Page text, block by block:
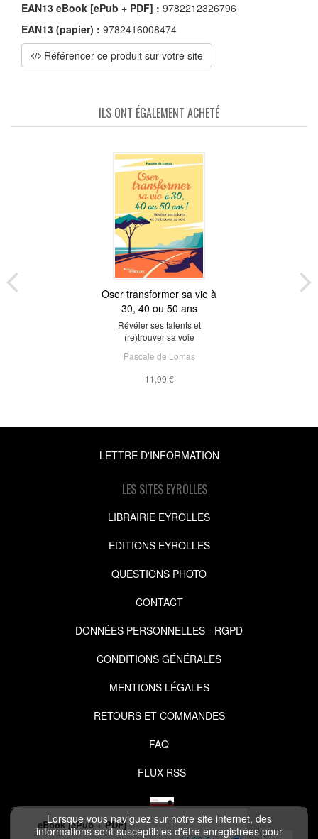
Lorsque vous naviguez sur notre site internet, des
informations sont susceptibles d'être enregistrées pour
eBook [ePub + PDF]
EAN13 eBook [ePub + PDF] : 9782212326796
EAN13 (papier) : 9782416008474
Référencer ce produit sur votre site
ILS ONT ÉGALEMENT ACHETÉ
Oser transformer sa vie à
30, 40 ou 50 ans
Révéler ses talents et
(re)trouver sa voie
Pascale de Lomas
11,99 €
LETTRE D'INFORMATION
LES SITES EYROLLES
LIBRAIRIE EYROLLES
EDITIONS EYROLLES
QUESTIONS PHOTO
CONTACT
DONNÉES PERSONNELLES - RGPD
CONDITIONS GÉNÉRALES
MENTIONS LÉGALES
RETOURS ET COMMANDES
FAQ
FLUX RSS